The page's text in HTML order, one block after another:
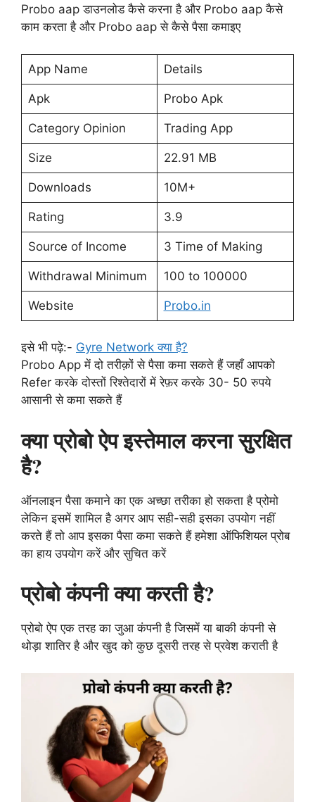
Probo aap डाउनलोड कैसे करना है और Probo aap कैसे
काम करता है और Probo aap से कैसे पैसा कमाइए
App Name Details
Apk Probo Apk
Category Opinion Trading App
Size 22.91 MB
Downloads 10M+
Rating 3.9
Source of Income 3 Time of Making
Withdrawal Minimum 100 to 100000
Website Probo.in
इसे भी पढ़े:- Gyre Network क्या है?
Probo App में दो तरीक़ों से पैसा कमा सकते हैं जहाँ आपको
Refer करके दोस्तों रिश्तेदारों में रेफ़र करके 30- 50 रुपये
आसानी से कमा सकते हैं
क्या प्रोबो ऐप इस्तेमाल करना सुरक्षित
है?
ऑनलाइन पैसा कमाने का एक अच्छा तरीका हो सकता है प्रोमो
लेकिन इसमें शामिल है अगर आप सही-सही इसका उपयोग नहीं
करते हैं तो आप इसका पैसा कमा सकते हैं हमेशा ऑफिशियल प्रोब
का हाय उपयोग करें और सुचित करें
प्रोबो कंपनी क्या करती है?
प्रोबो ऐप एक तरह का जुआ कंपनी है जिसमें या बाकी कंपनी से
थोड़ा शातिर है और खुद को कुछ दूसरी तरह से प्रवेश कराती है